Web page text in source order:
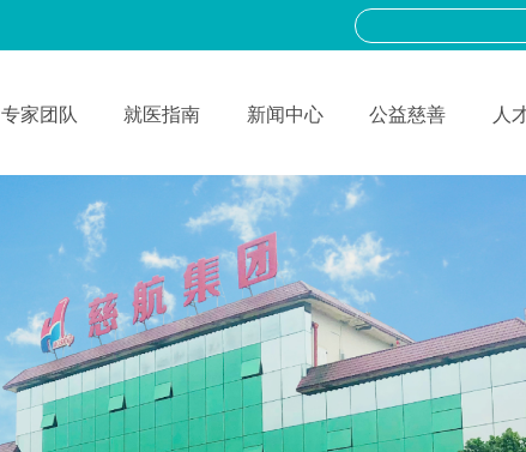
专家团队 就医指南 新闻中心 公益慈善 人